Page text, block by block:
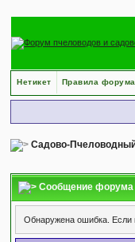
Нетикет Правила форума
Садово-
Сообщение форума
Обнаружена ошибка. Если